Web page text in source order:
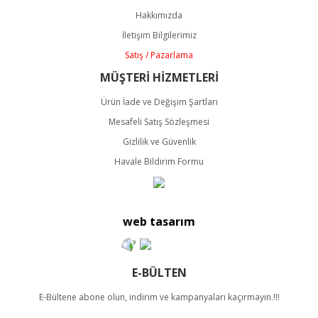
Ürün açıklamasında eksik bilgiler bulunuyor.
Ürün bilgilerinde hatalar bulunuyor.
Ürün fiyatı diğer sitelerden daha pahalı.
Bu ürüne benzer farklı alternatifler olmalı.
Gönder
Hakkımızda
İletişim Bilgilerimiz
Satış / Pazarlama
MÜŞTERİ HİZMETLERİ
Ürün İade ve Değişim Şartları
Mesafeli Satış Sözleşmesi
Gizlilik ve Güvenlik
Havale Bildirim Formu
web tasarım
E-BÜLTEN
E-Bültene abone olun, indirim ve kampanyaları kaçırmayın.!!!